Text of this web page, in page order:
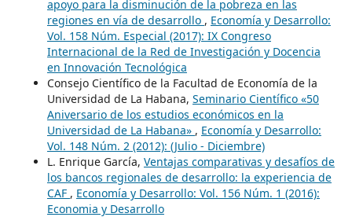
apoyo para la disminución de la pobreza en las
regiones en vía de desarrollo , Economía y Desarrollo:
Vol. 158 Núm. Especial (2017): IX Congreso
Internacional de la Red de Investigación y Docencia
en Innovación Tecnológica
Consejo Científico de la Facultad de Economía de la
Universidad de La Habana, Seminario Científico «50
Aniversario de los estudios económicos en la
Universidad de La Habana» , Economía y Desarrollo:
Vol. 148 Núm. 2 (2012): (Julio - Diciembre)
L. Enrique García, Ventajas comparativas y desafíos de
los bancos regionales de desarrollo: la experiencia de
CAF , Economía y Desarrollo: Vol. 156 Núm. 1 (2016):
Economia y Desarrollo